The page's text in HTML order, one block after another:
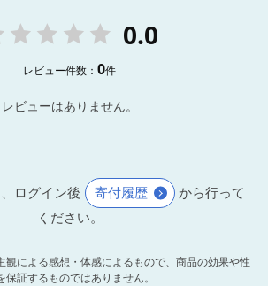
0.0
レビュー件数：0件
レビューはありません。
ログイン後 寄付履歴
から行って
ください。
による感想・体感によるもので、商品の効果や性
保証するものではありません。